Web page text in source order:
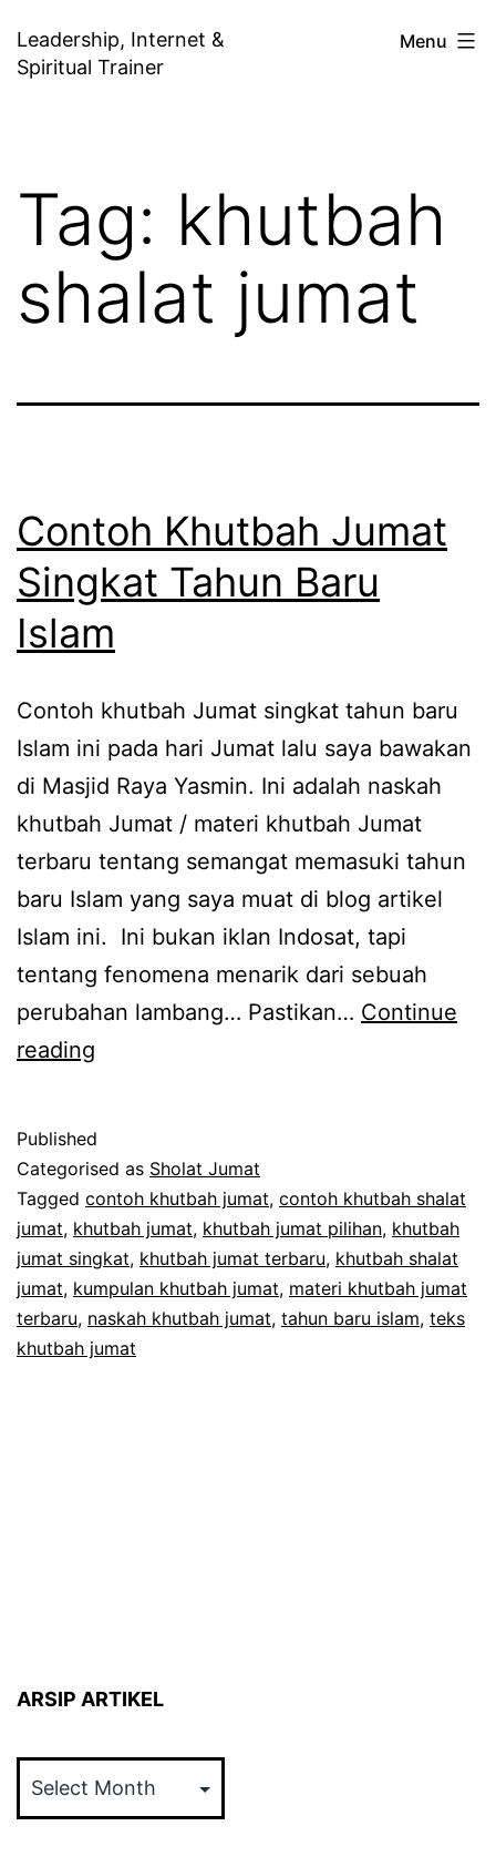
to
Leadership, Internet &
Spiritual Trainer
Menu
Tag: khutbah
shalat jumat
Contoh Khutbah Jumat
Singkat Tahun Baru
Islam
Contoh khutbah Jumat singkat tahun baru
Islam ini pada hari Jumat lalu saya bawakan
di Masjid Raya Yasmin. Ini adalah naskah
khutbah Jumat / materi khutbah Jumat
terbaru tentang semangat memasuki tahun
baru Islam yang saya muat di blog artikel
Islam ini. Ini bukan iklan Indosat, tapi
tentang fenomena menarik dari sebuah
perubahan lambang… Pastikan… Continue
reading
Singkat
Tahun
Baru
Islam
Published
Categorised as Sholat Jumat
Tagged contoh khutbah jumat, contoh khutbah shalat
jumat, khutbah jumat, khutbah jumat pilihan, khutbah
jumat singkat, khutbah jumat terbaru, khutbah shalat
jumat, kumpulan khutbah jumat, materi khutbah jumat
terbaru, naskah khutbah jumat, tahun baru islam, teks
khutbah jumat
ARSIP ARTIKEL
ARTIKEL